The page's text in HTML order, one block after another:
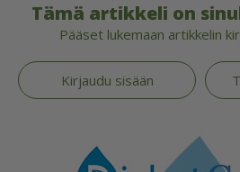
Tämä artikkeli on
Pääset lukemaan artikkelin
Kirjaudu sisään